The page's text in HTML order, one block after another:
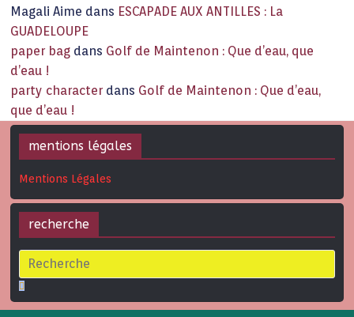
Magali Aime dans ESCAPADE AUX ANTILLES : La
GUADELOUPE
paper bag dans Golf de Maintenon : Que d’eau, que
d’eau !
party character dans Golf de Maintenon : Que d’eau,
que d’eau !
mentions légales
Mentions Légales
recherche